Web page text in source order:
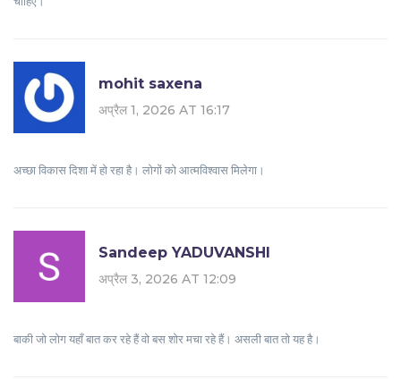
mohit saxena
अप्रैल 1, 2026 AT 16:17
अच्छा विकास दिशा में हो रहा है। लोगों को आत्मविश्वास मिलेगा।
Sandeep YADUVANSHI
अप्रैल 3, 2026 AT 12:09
बाकी जो लोग यहाँ बात कर रहे हैं वो बस शोर मचा रहे हैं। असली बात तो यह है।